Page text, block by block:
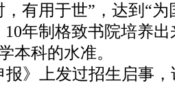
有用于世”，达到“
10年制格致书院培养
本科的水准。
》上发过招生启事，